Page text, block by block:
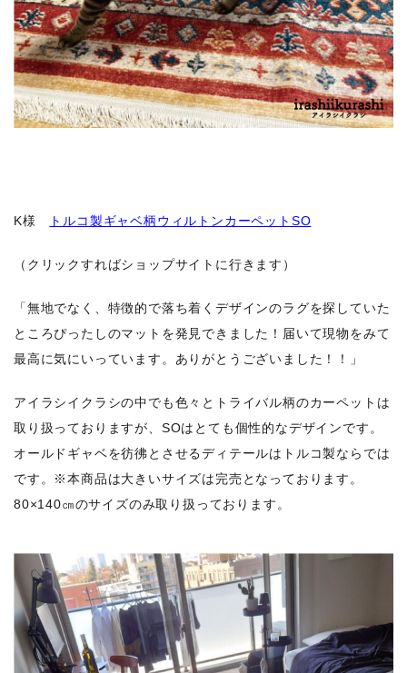
K様 トルコ製ギャベ柄ウィルトンカーペットSO
（クリックすればショップサイトに行きます）
「無地でなく、特徴的で落ち着くデザインのラグを探していた
ところぴったしのマットを発見できました！届いて現物をみて
最高に気にいっています。ありがとうございました！！」
アイラシイクラシの中でも色々とトライバル柄のカーペットは
取り扱っておりますが、SOはとても個性的なデザインです。
オールドギャベを彷彿とさせるディテールはトルコ製ならでは
です。※本商品は大きいサイズは完売となっております。
80×140㎝のサイズのみ取り扱っております。